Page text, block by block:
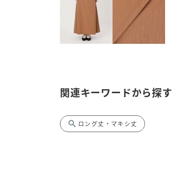
関連キーワードから探す
search ロング丈・マキシ丈